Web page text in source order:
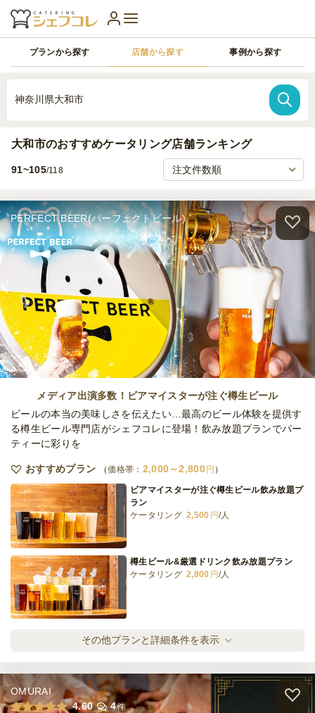
プランから探す 店舗から探す 事例から探す
神奈川県大和市
大和市のおすすめケータリング店舗ランキング
91~105/118
PERFECT BEER(パーフェクトビール)
メディア出演多数！ビアマイスターが注ぐ樽生ビール
ビールの本当の美味しさを伝えたい…最高のビール体験を提供す
る樽生ビール専門店がシェフコレに登場！飲み放題プランでパー
ティーに彩りを
おすすめプラン 価格帯： 2,000～2,800 円
ビアマイスターが注ぐ樽生ビール飲み放題プ
ラン
ケータリング 2,500 円/人
樽生ビール&厳選ドリンク飲み放題プラン
ケータリング 2,800 円/人
オリジナルスパークリングボトル付き！樽生
ビール＆厳選ドリンク飲み放題プラン
全てのプランを見る（3件）
その他プランと詳細条件を表示
OMURAI
4.60
4件